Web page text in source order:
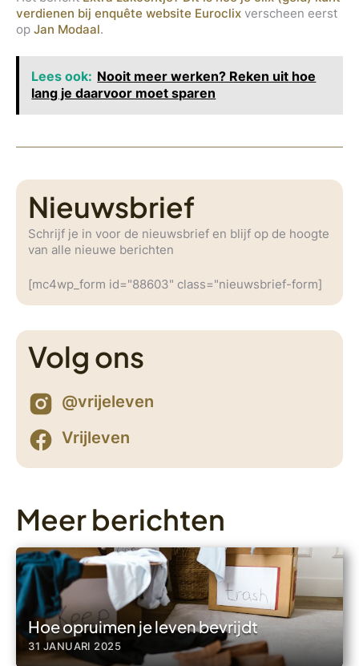
verdienen bij enquête website Euroclix verscheen eerst
op Jan Modaal.
Lees ook: Nooit meer werken? Reken uit hoe
lang je daarvoor moet sparen
Nieuwsbrief
Schrijf je in voor de nieuwsbrief en blijf op de hoogte
van alle nieuwe berichten
[mc4wp_form id="88603" class="nieuwsbrief-form]
Volg ons
@vrijeleven
Vrijleven
Meer berichten
Hoe opruimen je leven bevrijdt
31 JANUARI 2025